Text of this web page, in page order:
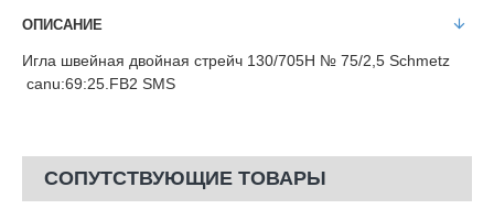
ОПИСАНИЕ
Игла швейная двойная стрейч 130/705H № 75/2,5 Schmetz
canu:69:25.FB2 SMS
СОПУТСТВУЮЩИЕ ТОВАРЫ